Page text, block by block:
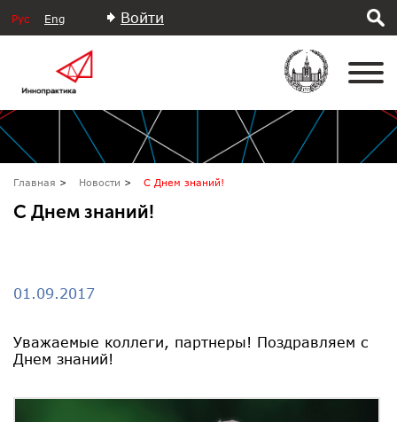
Рус Eng Войти
Главная Новости С Днем знаний!
С Днем знаний!
01.09.2017
Уважаемые коллеги, партнеры! Поздравляем с
Днем знаний!